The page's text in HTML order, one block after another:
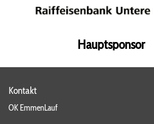
Partner
Geschichte EmmenLauf
Archiv
Hauptsponsor
Kontakt
OK EmmenLauf